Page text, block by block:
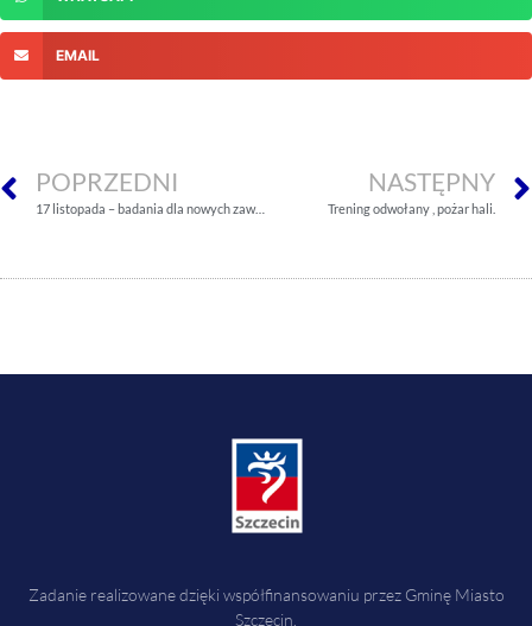
EMAIL
POPRZEDNI
17 listopada – badania dla nowych zawodników
NASTĘPNY
Trening odwołany , pożar hali.
Zadanie realizowane dzięki współfinansowaniu przez Gminę Miasto
Szczecin.